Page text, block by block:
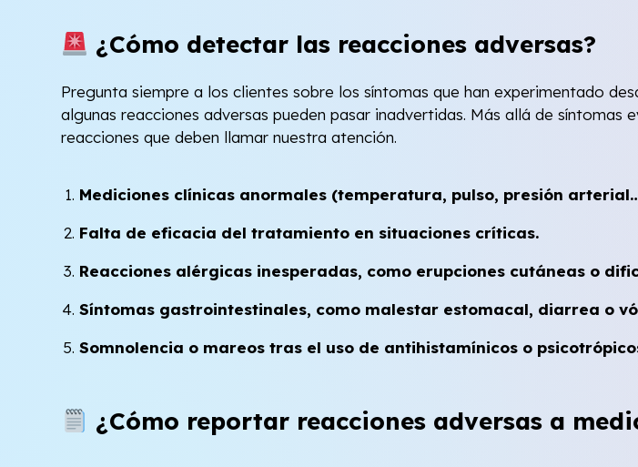
¿Cómo detectar las reacciones adversas?
Pregunta siempre a los clientes sobre los síntomas que han experimentado
algunas reacciones adversas pueden pasar inadvertidas. Más allá de
reacciones que deben llamar nuestra atención.
Mediciones clínicas anormales (temperatura, pulso, presión
Falta de eficacia del tratamiento en situaciones críticas.
Reacciones alérgicas inesperadas, como erupciones cutáneas o
Síntomas gastrointestinales, como malestar estomacal, diarrea o
Somnolencia o mareos tras el uso de antihistamínicos o
¿Cómo reportar reacciones adversas a